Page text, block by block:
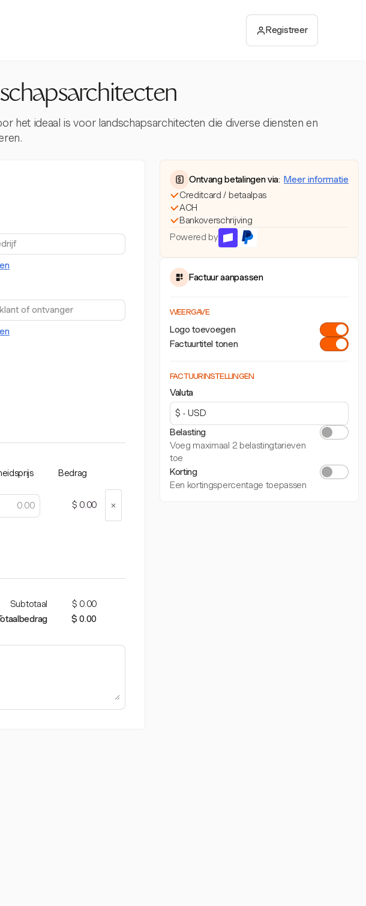
Registreer
het ideaal is voor landschapsarchitecten die diverse diensten en
Bedrag
$ 0.00
Subtotaal
$ 0.00
$ 0.00
Ontvang betalingen via: Meer informatie
Creditcard / betaalpas
ACH
Bankoverschrijving
Powered by
Factuur aanpassen
WEERGAVE
Logo toevoegen
Factuurtitel tonen
FACTUURINSTELLINGEN
Valuta
Belasting
Voeg maximaal 2 belastingtarieven
toe
Korting
Een kortingspercentage toepassen